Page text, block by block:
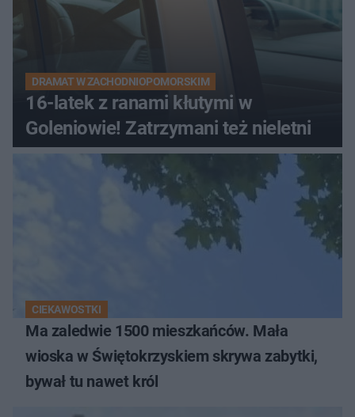
DRAMAT W ZACHODNIOPOMORSKIM
16-latek z ranami kłutymi w
Goleniowie! Zatrzymani też nieletni
CIEKAWOSTKI
Ma zaledwie 1500 mieszkańców. Mała
wioska w Świętokrzyskiem skrywa zabytki,
bywał tu nawet król